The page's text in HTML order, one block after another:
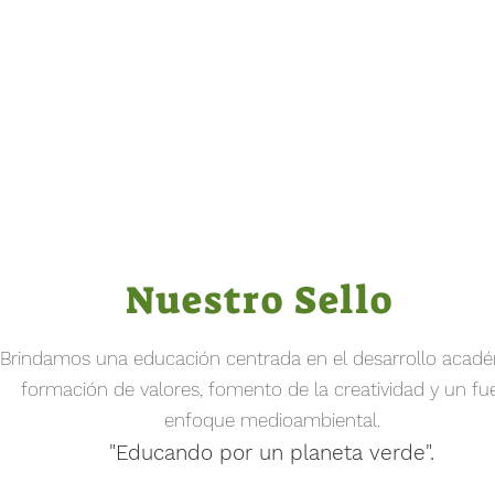
Nuestro Sello
Brindamos una educación centrada en el desarrollo
formación de valores, fomento de la creatividad y un
enfoque medioambiental.​
"Educando por un planeta verde".